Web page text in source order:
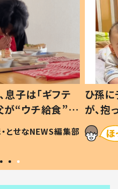
子は「ギフテ
が“ウチ給食”を
とは #令和の親
とせなNEWS編集部
ひ孫
が、
「涙が
い」